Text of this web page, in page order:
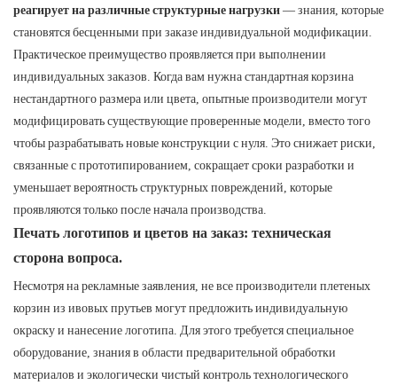
реагирует на различные структурные нагрузки— знания, которые
становятся бесценными при заказе индивидуальной модификации.
Практическое преимущество проявляется при выполнении
индивидуальных заказов. Когда вам нужна стандартная корзина
нестандартного размера или цвета, опытные производители могут
модифицировать существующие проверенные модели, вместо того
чтобы разрабатывать новые конструкции с нуля. Это снижает риски,
связанные с прототипированием, сокращает сроки разработки и
уменьшает вероятность структурных повреждений, которые
проявляются только после начала производства.
Печать логотипов и цветов на заказ: техническая
сторона вопроса.
Несмотря на рекламные заявления, не все производители плетеных
корзин из ивовых прутьев могут предложить индивидуальную
окраску и нанесение логотипа. Для этого требуется специальное
оборудование, знания в области предварительной обработки
материалов и экологически чистый контроль технологического